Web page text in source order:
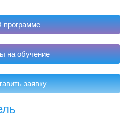
программе
на обучение
заявку